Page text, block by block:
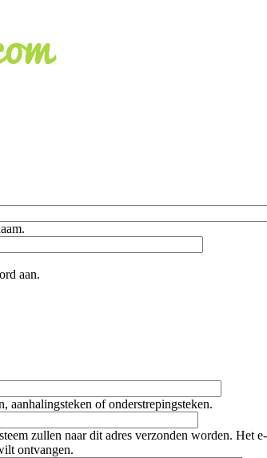
aan.
aanhalingsteken of onderstrepingsteken.
zullen naar dit adres verzonden worden.
ontvangen.